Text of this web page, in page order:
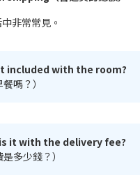
非常常見。
included with the room?
嗎？）
it with the delivery fee?
是多少錢？）